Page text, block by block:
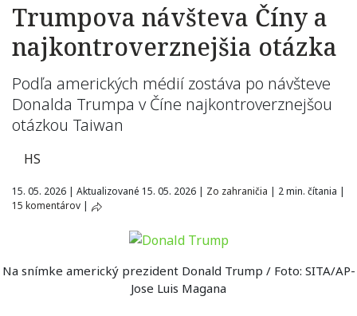
Trumpova návšteva Číny a
najkontroverznejšia otázka
Podľa amerických médií zostáva po návšteve
Donalda Trumpa v Číne najkontroverznejšou
otázkou Taiwan
HS
15. 05. 2026 | Aktualizované 15. 05. 2026 | Zo zahraničia | 2 min. čítania |
15 komentárov |
Na snímke americký prezident Donald Trump / Foto: SITA/AP-
Jose Luis Magana